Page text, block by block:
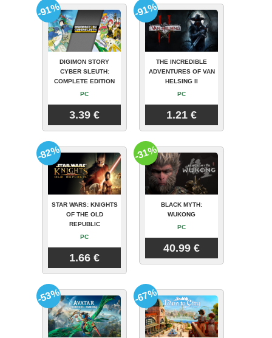
DIGIMON STORY
CYBER SLEUTH:
COMPLETE EDITION
PC
3.39 €
-91%
THE INCREDIBLE
ADVENTURES OF VAN
HELSING II
PC
1.21 €
-91%
STAR WARS: KNIGHTS
OF THE OLD
REPUBLIC
PC
1.66 €
-82%
BLACK MYTH:
WUKONG
PC
40.99 €
-31%
-53% -67%